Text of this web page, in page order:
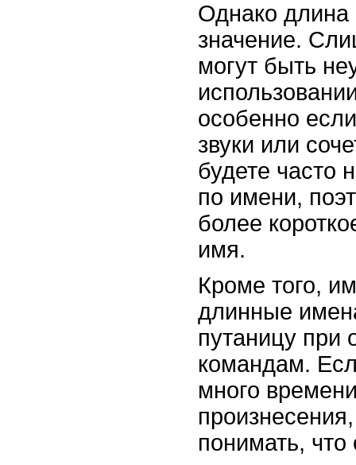
Однако длина
значение.
могут быть
особенно
звуки или
будете часто
по имени,
более
имя.
Кроме того,
длинные
путаницу при
командам.
много
понимать, что